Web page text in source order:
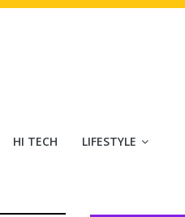
HI TECH LIFESTYLE